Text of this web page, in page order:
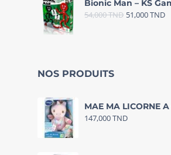
Bionic Man – KS
54,000TND 51,000TND
NOS PRODUITS
MAE MA LICORNE
147,000TND